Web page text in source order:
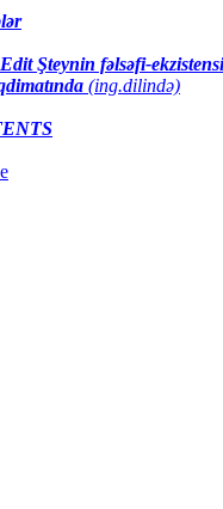
Şteynin fəlsəfi-
(ing.dilində)